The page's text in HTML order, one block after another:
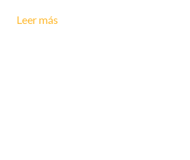
Leer más